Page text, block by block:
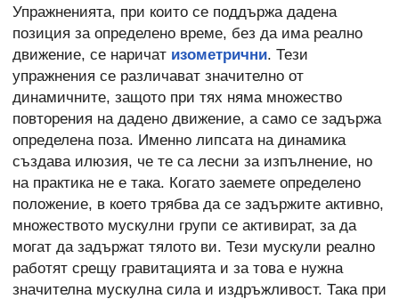
Упражненията, при които се поддържа дадена
позиция за определено време, без да има реално
движение, се наричат изометрични. Тези
упражнения се различават значително от
динамичните, защото при тях няма множество
повторения на дадено движение, а само се задържа
определена поза. Именно липсата на динамика
създава илюзия, че те са лесни за изпълнение, но
на практика не е така. Когато заемете определено
положение, в което трябва да се задържите активно,
множеството мускулни групи се активират, за да
могат да задържат тялото ви. Тези мускули реално
работят срещу гравитацията и за това е нужна
значителна мускулна сила и издръжливост. Така при